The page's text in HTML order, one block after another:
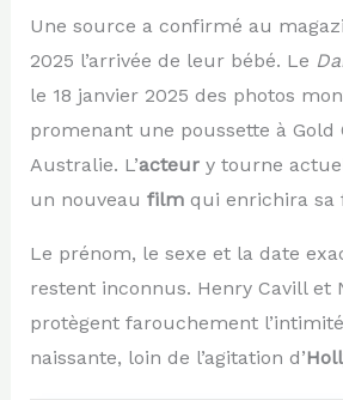
Une source a confirmé au
2025 l’arrivée de leur bébé. Le
le 18 janvier 2025 des photos
promenant une poussette à Gold
Australie. L’acteury tourne
un nouveau filmqui enrichira sa
Le prénom, le sexe et la date
restent inconnus. Henry Cavill et
protègent farouchement
naissante, loin de l’agitation d’